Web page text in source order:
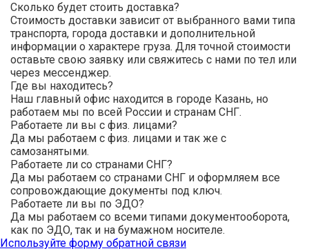
Сколько будет стоить доставка?
Стоимость доставки зависит от выбранного вами типа
транспорта, города доставки и дополнительной
информации о характере груза. Для точной стоимости
оставьте свою заявку или свяжитесь с нами по тел или
через мессенджер.
Где вы находитесь?
Наш главный офис находится в городе Казань, но
работаем мы по всей России и странам СНГ.
Работаете ли вы с физ. лицами?
Да мы работаем с физ. лицами и так же с
самозанятыми.
Работаете ли со странами СНГ?
Да мы работаем со странами СНГ и оформляем все
сопровождающие документы под ключ.
Работаете ли вы по ЭДО?
Да мы работаем со всеми типами документооборота,
как по ЭДО, так и на бумажном носителе.
Используйте форму обратной связи